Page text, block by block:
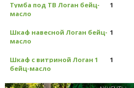
Тумба под ТВ Логан бейц-
масло
1
Шкаф навесной Логан бейц-
масло
1
Шкаф с витриной Логан 1
бейц-масло
1